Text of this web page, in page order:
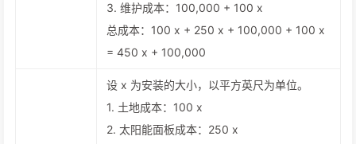
3. 维护成本：100,000 + 100 x
总成本：100 x + 250 x + 100,000 + 100 x
= 450 x + 100,000
设 x 为安装的大小，以平方英尺为单位。
1. 土地成本：100 x
2. 太阳能面板成本：250 x